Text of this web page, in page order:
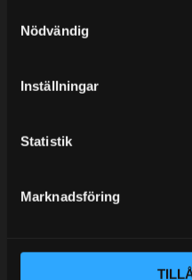
Nödvändig
Inställningar
Statistik
Marknadsföring